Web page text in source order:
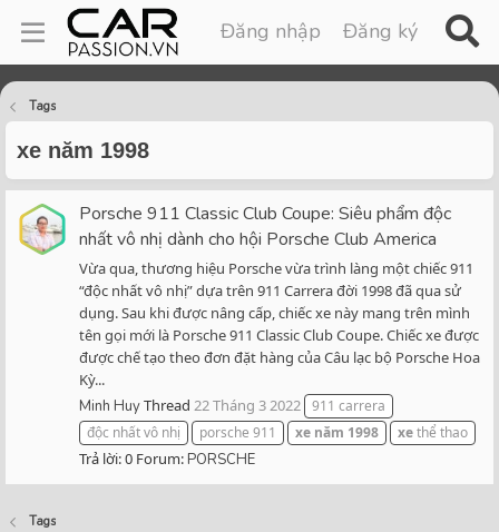
Đăng nhập Đăng ký
Tags
xe năm 1998
Porsche 911 Classic Club Coupe: Siêu phẩm độc
nhất vô nhị dành cho hội Porsche Club America
Vừa qua, thương hiệu Porsche vừa trình làng một chiếc 911
“độc nhất vô nhị” dựa trên 911 Carrera đời 1998 đã qua sử
dụng. Sau khi được nâng cấp, chiếc xe này mang trên mình
tên gọi mới là Porsche 911 Classic Club Coupe. Chiếc xe được
được chế tạo theo đơn đặt hàng của Câu lạc bộ Porsche Hoa
Kỳ...
Minh HuyThread 22 Tháng 3 2022 911 carrera
độc nhất vô nhị
porsche 911 xe năm 1998 xethể thao
Trả lời: 0 Forum:PORSCHE
Tags